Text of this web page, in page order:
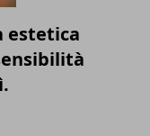
estetica